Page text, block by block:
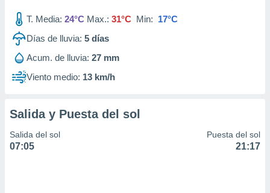
T. Media: 24°C Max.: 31°C Min: 17°C
Días de lluvia: 5 días
Acum. de lluvia: 27 mm
Viento medio: 13 km/h
Salida y Puesta del sol
Salida del sol
07:05
Puesta del sol
21:17